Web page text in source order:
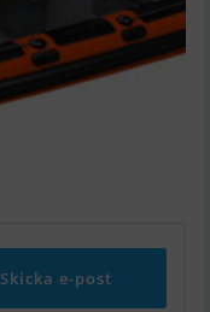
Skicka e-post